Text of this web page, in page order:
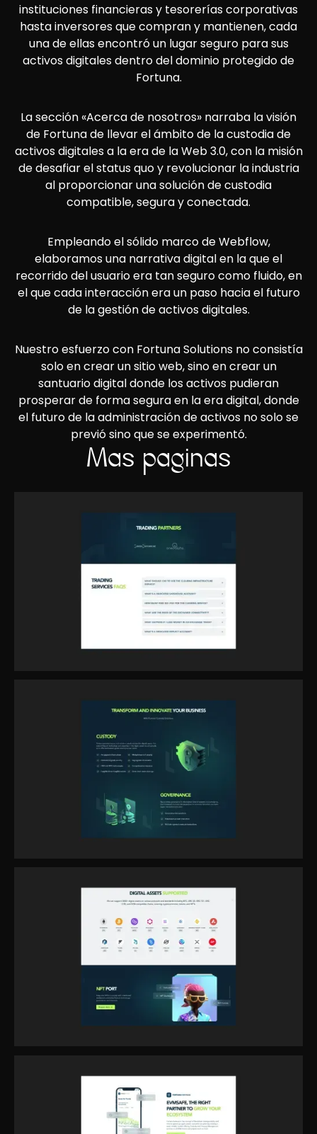
instituciones financieras y tesorerías corporativas
hasta inversores que compran y mantienen, cada
una de ellas encontró un lugar seguro para sus
activos digitales dentro del dominio protegido de
Fortuna.
La sección «Acerca de nosotros» narraba la visión
de Fortuna de llevar el ámbito de la custodia de
activos digitales a la era de la Web 3.0, con la misión
de desafiar el status quo y revolucionar la industria
al proporcionar una solución de custodia
compatible, segura y conectada.
Empleando el sólido marco de Webflow,
elaboramos una narrativa digital en la que el
recorrido del usuario era tan seguro como fluido, en
el que cada interacción era un paso hacia el futuro
de la gestión de activos digitales.
Nuestro esfuerzo con Fortuna Solutions no consistía
solo en crear un sitio web, sino en crear un
santuario digital donde los activos pudieran
prosperar de forma segura en la era digital, donde
el futuro de la administración de activos no solo se
previó sino que se experimentó.
Más páginas